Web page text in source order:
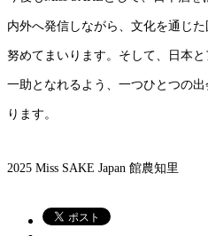
内外へ発信しながら、文化を通じ
努めてまいります。そして、日本
一助となれるよう、一つひとつの
ります。
2025 Miss SAKE Japan 館農知里